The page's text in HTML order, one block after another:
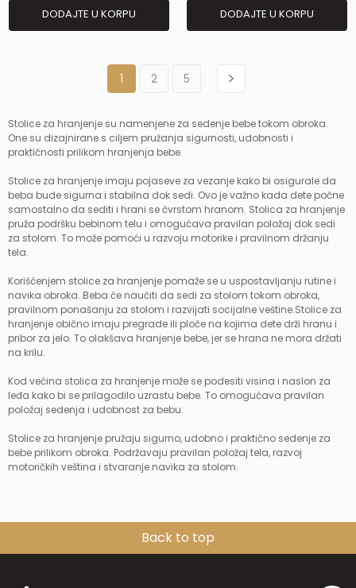
DODAJTE U KORPU DODAJTE U KORPU
1 2 5
Stolice za hranjenje su namenjene za sedenje bebe tokom obroka.
One su dizajnirane s ciljem pružanja sigurnosti, udobnosti i
praktičnosti prilikom hranjenja bebe.
Stolice za hranjenje imaju pojaseve za vezanje kako bi osigurale da
beba bude sigurna i stabilna dok sedi. Ovo je važno kada dete počne
samostalno da sediti i hrani se čvrstom hranom. Stolica za hranjenje
pruža podršku bebinom telu i omogućava pravilan položaj dok sedi
za stolom. To može pomoći u razvoju motorike i pravilnom držanju
tela.
Korišćenjem stolice za hranjenje pomaže se u uspostavljanju rutine i
navika obroka. Beba će naučiti da sedi za stolom tokom obroka,
pravilnom ponašanju za stolom i razvijati socijalne veštine.Stolice za
hranjenje obično imaju pregrade ili ploče na kojima dete drži hranu i
pribor za jelo. To olakšava hranjenje bebe, jer se hrana ne mora držati
na krilu.
Kod većina stolica za hranjenje može se podesiti visina i naslon za
leđa kako bi se prilagodilo uzrastu bebe. To omogućava pravilan
položaj sedenja i udobnost za bebu.
Stolice za hranjenje pružaju sigurno, udobno i praktično sedenje za
bebe prilikom obroka. Podržavaju pravilan položaj tela, razvoj
motoričkih veština i stvaranje navika za stolom.
Back to top